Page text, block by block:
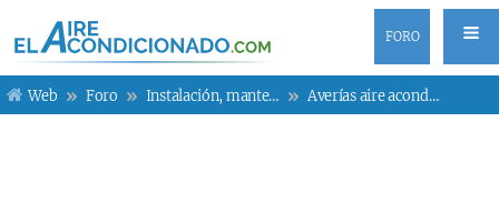
FORO
Web Foro Instalación, mantenimiento y averías Averías aire acondicionado Daikin